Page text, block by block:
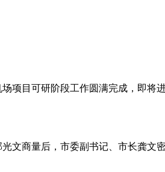
项目可研阶段工作圆满完成，即将
文商量后，市委副书记、市长龚文